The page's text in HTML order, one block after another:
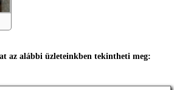
az alábbi üzleteinkben tekintheti meg: